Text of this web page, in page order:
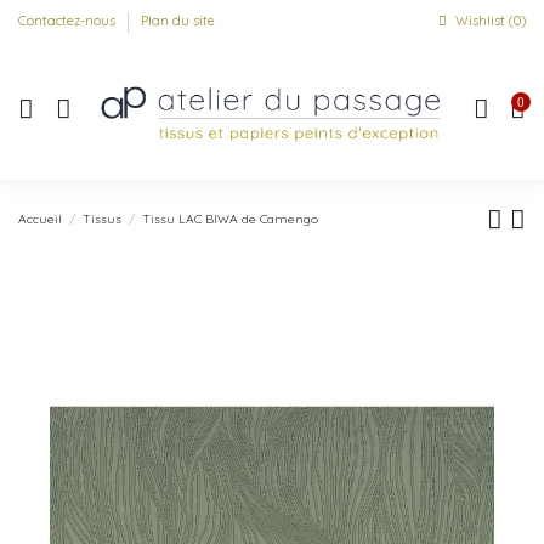
Contactez-nous Plan du site Wishlist (0)
0
Accueil Tissus Tissu LAC BIWA de Camengo